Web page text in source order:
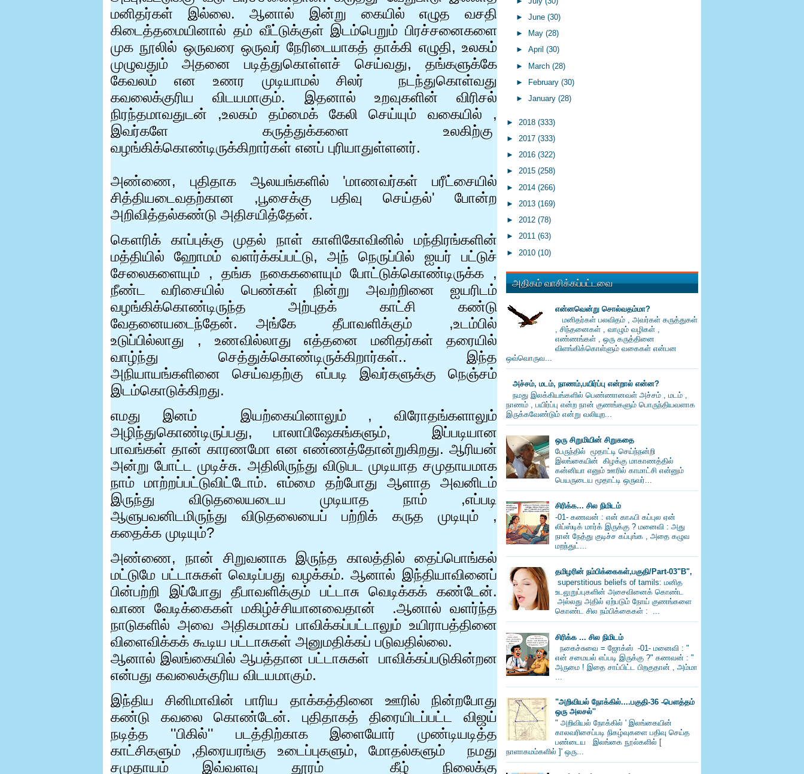
மனிதர்கள் இல்லை. ஆனால் இன்று கையில் எழுத வசதி
கிடைத்தமையினால் தம் வீட்டுக்குள் இடம்பெறும் பிரச்சனைகளை
முக நூலில் ஒருவரை ஒருவர் நேரிடையாகத் தாக்கி எழுதி, உலகம்
முழுவதும் அதனை படித்துகொள்ளச் செய்வது, தங்களுக்கே
கேவலம் என உணர முடியாமல் சிலர் நடந்துகொள்வது
கவலைக்குரிய விடயமாகும். இதனால் உறவுகளின் விரிசல்
நிரந்தமாவதுடன் ,உலகம் தம்மைக் கேலி செய்யும் வகையில் ,
இவர்களே கருத்துக்களை உலகிற்கு
வழங்கிக்கொண்டிருக்கிறார்கள் எனப் புரியாதுள்ளனர்.
அண்ணை, புதிதாக ஆலயங்களில் 'மாணவர்கள் பரீட்சையில்
சித்தியடைவதற்கான ,பூசைக்கு பதிவு செய்தல்' போன்ற
அறிவித்தல்கண்டு அதிசயித்தேன்.
கௌரிக் காப்புக்கு முதல் நாள் காளிகோவினில் மந்திரங்களின்
மத்தியில் ஹோமம் வளர்க்கப்பட்டு,அந் நெருப்பில் ஐயர் பட்டுச்
சேலைகளையும் ,தங்க நகைகளையும் போட்டுக்கொண்டிருக்க ,
நீண்ட வரிசையில் பெண்கள் நின்று அவற்றினை ஐயரிடம்
வழங்கிக்கொண்டிருந்த அற்புதக் காட்சி கண்டு
வேதனையடைந்தேன். அங்கே
தீபாவளிக்கும் ,உடம்பில்
உடுப்பில்லாது , உணவில்லாது எத்தனை மனிதர்கள் தரையில்
வாழ்ந்து செத்துக்கொண்டிருக்கிறார்கள்.. இந்த
அநியாயங்களினை செய்வதற்கு எப்படி இவர்களுக்கு நெஞ்சம்
இடம்கொடுக்கிறது.
எமது இனம்
இயற்கையினாலும் ,விரோதங்களாலும்
அழிந்துகொண்டிருப்பது, பாலாபிஷேகங்களும்,
இப்படியான
பாவங்கள் தான் காரணமோ என எண்ணத்தோன்றுகிறது. ஆரியன்
அன்று போட்ட முடிச்சு. அதிலிருந்து விடுபட முடியாத சமுதாயமாக
நாம் மாற்றப்பட்டுவிட்டோம். எம்மை தற்போது ஆளாத அவனிடம்
இருந்து விடுதலையடைய முடியாத நாம் ,எப்படி
ஆளுபவனிடமிருந்து விடுதலையைப் பற்றிக் கருத முடியும் ,
கதைக்க முடியும்?
அண்ணை, நான் சிறுவனாக இருந்த காலத்தில் தைப்பொங்கல்
மட்டுமே பட்டாசுகள் வெடிப்பது வழக்கம். ஆனால் இந்தியாவினைப்
பின்பற்றி இப்போது தீபாவளிக்கும் பட்டாசு வெடிக்கக் கண்டேன்.
வாண வேடிக்கைகள் மகிழ்ச்சியானவைதான்
.ஆனால் வளர்ந்த
நாடுகளில் அவை அதிகமாகப் பாவிக்கப்பட்டாலும் உயிராபத்தினை
விளைவிக்கக் கூடிய பட்டாசுகள் அனுமதிக்கப் படுவதில்லை.
ஆனால் இலங்கையில் ஆபத்தான பட்டாசுகள்
பாவிக்கப்படுகின்றன
என்பது கவலைக்குரிய விடயமாகும்.
இந்திய சினிமாவின் பாரிய தாக்கத்தினை ஊரில் நின்றபோது
கண்டு கவலை கொண்டேன். புதிதாகத் திரையிடப்பட்ட விஜய்
நடித்த ''பிகில்'' படத்திற்காக இளையோர் முண்டியடித்த
காட்சிகளும் ,திரையரங்கு உடைப்புகளும்,மோதல்களும்
நமது
சமுதாயம் இவ்வளவு தூரம்
கீழ் நிலைக்கு
► June (30)
►
May (28)
► April (30)
► March (28)
►
February (30)
► January (28)
► 2018 (333)
► 2017 (333)
► 2016 (322)
► 2015 (258)
► 2014 (266)
► 2013 (169)
► 2012 (78)
► 2011 (63)
► 2010 (10)
அதிகம் வாசிக்கப்பட்டவை
என்னவென்று சொல்வதம்மா?
மனிதர்கள் பலவிதம் , அவர்கள் கருத்துகள்
, சிந்தனைகள் , வாழும் வழிகள் ,
எண்ணங்கள் , ஒரு கருத்தினை
விளங்கிக்கொள்ளும் வகைகள் என்பன
ஒவ்வொருவ...
அச்சம், மடம், நாணம்,பயிர்ப்பு என்றால் என்ன?
நமது இலக்கியங்களில் பெண்ணானவள் அச்சம் , மடம் ,
நாணம் , பயிர்ப்பு என்ற நான் குணங்களும் பொருந்தியவளாக
இருக்கவேண்டும் என்று வலியுற...
ஒரு சிறுமியின் சிறுகதை
பேருந்தில் மூதாட்டி செய்ந்நன்றி
இலங்கையின் கிழக்கு மாகாணத்தில்
கன்னியா எனும் ஊரில் காமாட்சி என்னும்
பெயருடைய மூதாட்டி ஒருவர்...
சிரிக்க... சில நிமிடம்
-01- கணவன் : என் காஃபி கப்புல ஏன்
லிப்ஸ்டிக் மார்க் இருக்கு ? மனைவி : அது
நான் நேத்து குடிச்ச கப்புங்க , அதை கழுவ
மறந்துட்...
தமிழரின் நம்பிக்கைகள்,பகுதி/Part-03"B",
superstitious beliefs of tamils: மனித
உடலுறுப்புகளின் அசைவினைக் கொண்ட
அல்லது அதில் ஏற்படும் நோய் குணங்களை
கொண்ட சில நம்பிக்கைகள் : ...
சிரிக்க ... சில நிமிடம்
நகைச்சுவை = ஜோக்ஸ் -01- மனைவி : "
என் சமையல் எப்படி இருக்கு ?" கணவன் : "
அருமை ! இதை சாப்பிட்ட பிறகுதான் , அம்மா
...
"அறிவியல் நோக்கில்....பகுதி-36 -பெளத்தம்
ஒரு அலசல்''
" அறிவியல் நோக்கில் ' இலங்கையின்
காலவரிசைப்படி நிகழ்வுகளை பதிவு செய்த
பண்டைய இலங்கை நூல்களில் [
நாளாகமம்களில் ]' ஒரு...